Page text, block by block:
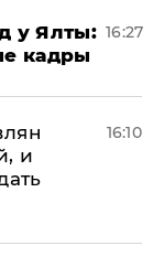
у Ялты:
кадры
16:27
и
16:10